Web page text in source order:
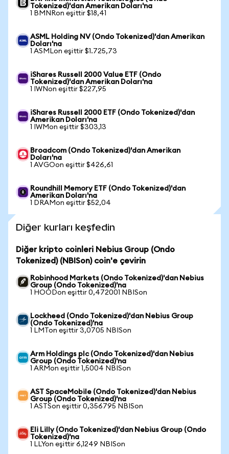
Tokenized)'dan Amerikan Doları'na
1 BMNRon eşittir $18,41
ASML Holding NV (Ondo Tokenized)'dan Amerikan
Doları'na
1 ASMLon eşittir $1.725,73
iShares Russell 2000 Value ETF (Ondo
Tokenized)'dan Amerikan Doları'na
1 IWNon eşittir $227,95
iShares Russell 2000 ETF (Ondo Tokenized)'dan
Amerikan Doları'na
1 IWMon eşittir $303,13
Broadcom (Ondo Tokenized)'dan Amerikan
Doları'na
1 AVGOon eşittir $426,61
Roundhill Memory ETF (Ondo Tokenized)'dan
Amerikan Doları'na
1 DRAMon eşittir $52,04
Diğer kurları keşfedin
Diğer kripto coinleri Nebius Group (Ondo
Tokenized) (NBISon) coin'e çevirin
Robinhood Markets (Ondo Tokenized)'dan Nebius
Group (Ondo Tokenized)'na
1 HOODon eşittir 0,472001 NBISon
Lockheed (Ondo Tokenized)'dan Nebius Group
(Ondo Tokenized)'na
1 LMTon eşittir 3,0705 NBISon
Arm Holdings plc (Ondo Tokenized)'dan Nebius
Group (Ondo Tokenized)'na
1 ARMon eşittir 1,5004 NBISon
AST SpaceMobile (Ondo Tokenized)'dan Nebius
Group (Ondo Tokenized)'na
1 ASTSon eşittir 0,356795 NBISon
Eli Lilly (Ondo Tokenized)'dan Nebius Group (Ondo
Tokenized)'na
1 LLYon eşittir 6,1249 NBISon